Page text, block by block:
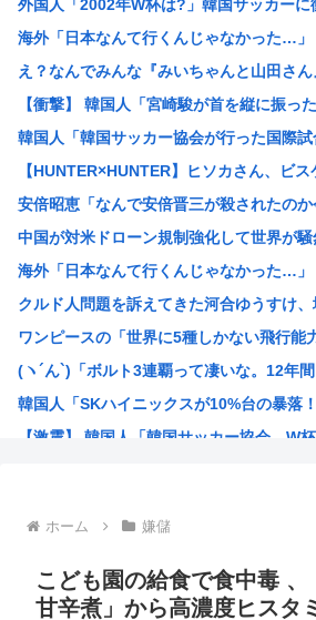
【悲報】元ジャンポケ・斉藤慎二被告は“
【朗報】みいちゃんと山田さん、ハッピー
【悲報】アニメ「ヤニねこ」BPOに通報
【激怒】有吉弘行、「テレビ見ないんで
【画像】脱いだ瞬間ドスケベになるボー
バンダイナムコ、トイホビー事業が1Q過
一人飲み好きな人、集まれ！
男性のプライドが高いと感じた瞬間
「品切れ前に購入すると満足感」大量注文
【悲報】友達とロイヤルホストに行った
【画像】チー牛さん、とんでもない恵体
【衝撃】きゃりーぱみゅぱみゅ 本名をさ
アメリカ・ミシガン州の民主党予備選挙
外国人「2002年W杯は?」韓国サッカーに
海外「日本なんて行くんじゃなかった…
え？なんでみんな『みいちゃんと山田さ
【衝撃】 韓国人「宮崎駿が首を縦に振った
韓国人「韓国サッカー協会が行った国際
【HUNTER×HUNTER】ヒソカさん、ビ
安倍昭恵「なんで安倍晋三が殺されたのか
中国が対米ドローン規制強化して世界が
海外「日本なんて行くんじゃなかった…
クルド人問題を訴えてきた河合ゆうすけ
ワンピースの「世界に5種しかない飛行能
(ヽ´ん`)「ボルト3連覇って凄いな。12年
韓国人「SKハイニックスが10%台の暴落
【激震】 韓国人「韓国サッカー協会、W
「週刊少年ジャンプ」 発行部数が初の100
Zガンダムで一番人気のないMSがパラスア
緊縮財政論者として知られる大物財務官
ホーム 嫌儲
こども園の給食で食中毒 、
甘辛煮」から高濃度ヒスタ